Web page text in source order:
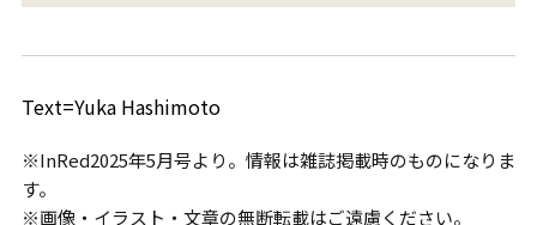
Text=Yuka Hashimoto
※InRed2025年5月号より。情報は雑誌掲載時のものになりま
す。
※画像・イラスト・文章の無断転載はご遠慮ください。